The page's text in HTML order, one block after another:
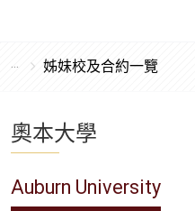
姊妹校及合約一覽
奧本大學
Auburn University